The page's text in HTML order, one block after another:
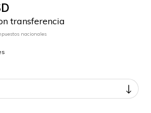
transferencia
nacionales